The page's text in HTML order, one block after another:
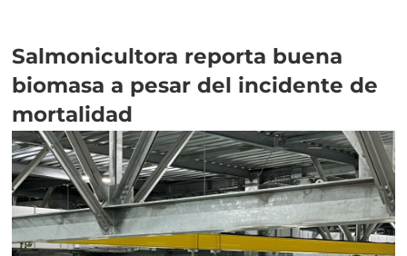
Salmonicultora reporta buena
biomasa a pesar del incidente de
mortalidad